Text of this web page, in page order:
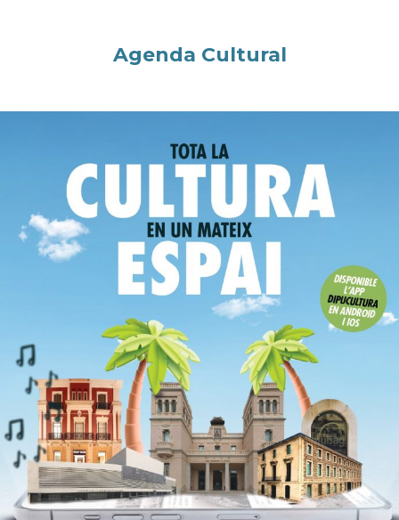
Agenda Cultural